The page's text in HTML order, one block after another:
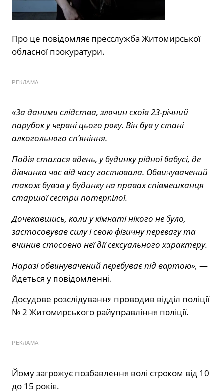
Про це повідомляє пресслужба Житомирської
обласної прокуратури.
РЕКЛАМА
«За даними слідства, злочин скоїв 23-річний
парубок у червні цього року. Він був у стані
алкогольного сп’яніння.
Подія сталася вдень, у будинку рідної бабусі, де
дівчинка час від часу гостювала. Обвинувачений
також бував у будинку на правах співмешканця
старшої сестри потерпілої.
Дочекавшись, коли у кімнаті нікого не було,
застосовував силу і свою фізичну перевагу та
вчинив стосовно неї дії сексуального характеру.
Наразі обвинувачений перебуває під вартою», —
йдеться у повідомленні.
Досудове розслідування проводив відділ поліції
№ 2 Житомирського райуправління поліції.
РЕКЛАМА
Йому загрожує позбавлення волі строком від 10
до 15 років.